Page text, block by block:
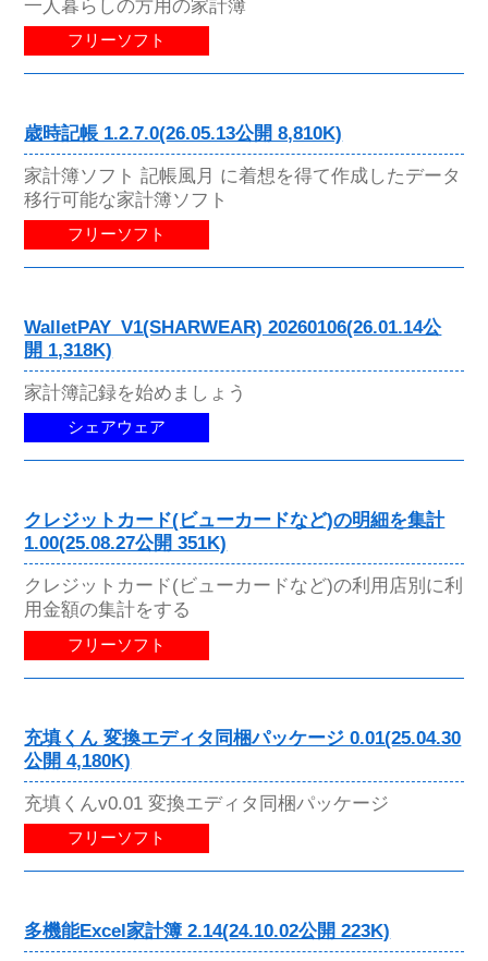
一人暮らしの方用の家計簿
フリーソフト
歳時記帳 1.2.7.0(26.05.13公開 8,810K)
家計簿ソフト 記帳風月 に着想を得て作成したデータ
移行可能な家計簿ソフト
フリーソフト
WalletPAY_V1(SHARWEAR) 20260106(26.01.14公
開 1,318K)
家計簿記録を始めましょう
シェアウェア
クレジットカード(ビューカードなど)の明細を集計
1.00(25.08.27公開 351K)
クレジットカード(ビューカードなど)の利用店別に利
用金額の集計をする
フリーソフト
充填くん 変換エディタ同梱パッケージ 0.01(25.04.30
公開 4,180K)
充填くんv0.01 変換エディタ同梱パッケージ
フリーソフト
多機能Excel家計簿 2.14(24.10.02公開 223K)